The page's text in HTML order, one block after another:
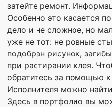
затейте ремонт.
Особенно это касается
дело и не сложное, но
уже не тот: не ровные
подобран рисунок,
при растирании клея.
обратитесь за помощью
Исполнителя можно
Здесь в портфолио вы